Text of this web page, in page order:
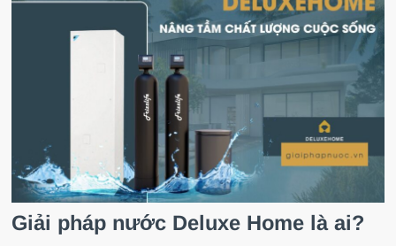
Giải pháp nước Deluxe Home là ai?